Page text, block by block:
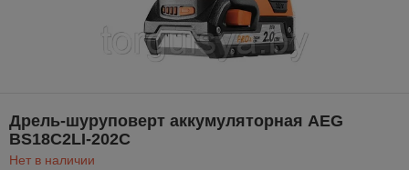
Дрель-шуруповерт аккумуляторная AEG
BS18C2LI-202C
Нет в наличии